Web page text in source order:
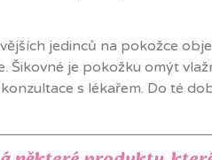
jedinců na pokožce
Šikovné je pokožku omýt
s lékařem. Do té